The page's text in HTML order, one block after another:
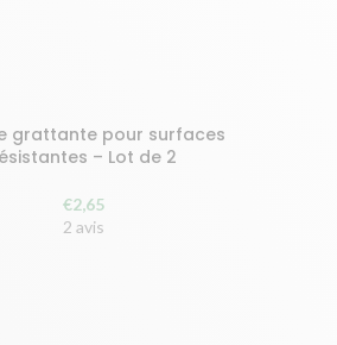
PANIER
grattante pour surfaces
– Lot de 2
€2,65
2 avis